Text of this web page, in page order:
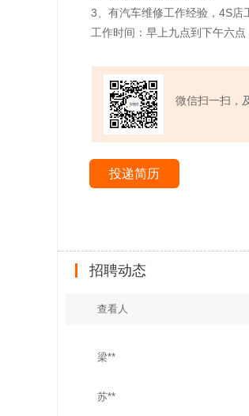
3、有汽车维修工作经验，4S店
工作时间：早上九点到下午六点
微信扫一扫，
投递简历
招聘动态
查看人
梁**
苏**